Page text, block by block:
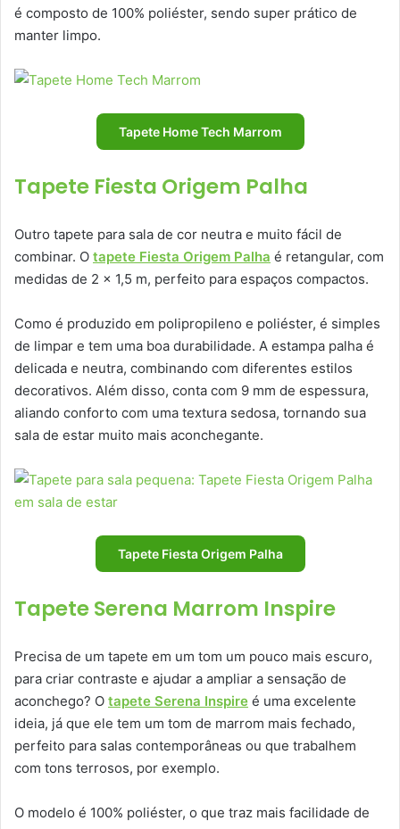
é composto de 100% poliéster, sendo super prático de
manter limpo.
Tapete Home Tech Marrom
Tapete Fiesta Origem Palha
Outro tapete para sala de cor neutra e muito fácil de
combinar. O tapete Fiesta Origem Palha é retangular, com
medidas de 2 x 1,5 m, perfeito para espaços compactos.
Como é produzido em polipropileno e poliéster, é simples
de limpar e tem uma boa durabilidade. A estampa palha é
delicada e neutra, combinando com diferentes estilos
decorativos. Além disso, conta com 9 mm de espessura,
aliando conforto com uma textura sedosa, tornando sua
sala de estar muito mais aconchegante.
Tapete Fiesta Origem Palha
Tapete Serena Marrom Inspire
Precisa de um tapete em um tom um pouco mais escuro,
para criar contraste e ajudar a ampliar a sensação de
aconchego? O tapete Serena Inspire é uma excelente
ideia, já que ele tem um tom de marrom mais fechado,
perfeito para salas contemporâneas ou que trabalhem
com tons terrosos, por exemplo.
O modelo é 100% poliéster, o que traz mais facilidade de